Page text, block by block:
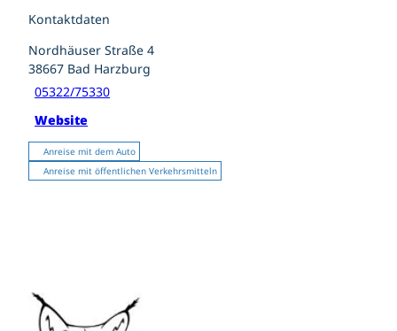
Kontaktdaten
Nordhäuser Straße 4
38667 Bad Harzburg
05322/75330
Website
Anreise mit dem Auto
Anreise mit öffentlichen Verkehrsmitteln